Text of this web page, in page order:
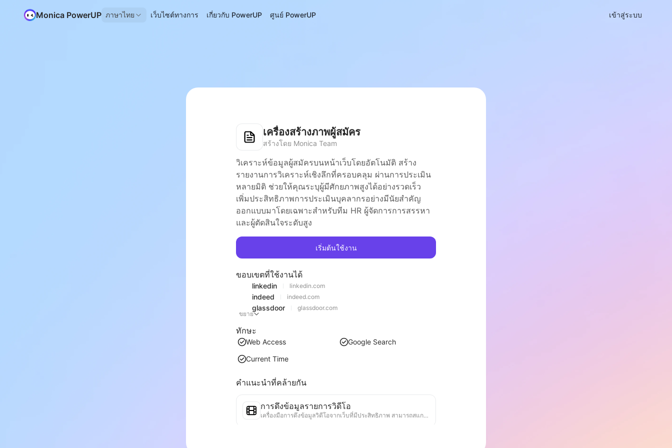
Monica PowerUP ภาษาไทย เว็บไซต์ทางการ เกี่ยวกับ PowerUP ศูนย์ PowerUP เข้าสู่ระบบ
เครื่องสร้างภาพผู้สมัคร
สร้างโดย Monica Team
วิเคราะห์ข้อมูลผู้สมัครบนหน้าเว็บโดยอัตโนมัติ สร้าง
รายงานการวิเคราะห์เชิงลึกที่ครอบคลุม ผ่านการประเมิน
หลายมิติ ช่วยให้คุณระบุผู้มีศักยภาพสูงได้อย่างรวดเร็ว
เพิ่มประสิทธิภาพการประเมินบุคลากรอย่างมีนัยสำคัญ
ออกแบบมาโดยเฉพาะสำหรับทีม HR ผู้จัดการการสรรหา
และผู้ตัดสินใจระดับสูง
เริ่มต้นใช้งาน
ขอบเขตที่ใช้งานได้
linkedin linkedin.com
indeed indeed.com
glassdoor
glassdoor.com
ขยาย
ทักษะ
Web Access
Google Search
Current Time
คำแนะนำที่คล้ายกัน
การดึงข้อมูลรายการวิดีโอ
เครื่องมือการดึงข้อมูลวิดีโอจากเว็บที่มีประสิทธิภาพ สามารถสแกนเว็บได้อย่างรวดเร็วและจัดระเบียบข้อมูลวิดีโอเป็นตาราง Markdown ที่มีโครงสร้าง